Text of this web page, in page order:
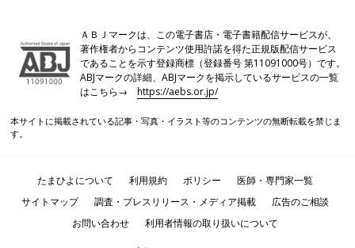
ＡＢＪマークは、この電子書店・電子書籍配信サービスが、
著作権者からコンテンツ使用許諾を得た正規版配信サービス
であることを示す登録商標（登録番号 第11091000号）です。
ABJマークの詳細、ABJマークを掲示しているサービスの一覧
はこちら→https://aebs.or.jp/
本サイトに掲載されている記事・写真・イラスト等のコンテンツの無断転載を禁じま
す。
たまひよについて 利用規約 ポリシー
医師・専門家一覧
サイトマップ
調査・プレスリリース・メディア掲載
広告のご相談
お問い合わせ
利用者情報の取り扱いについて